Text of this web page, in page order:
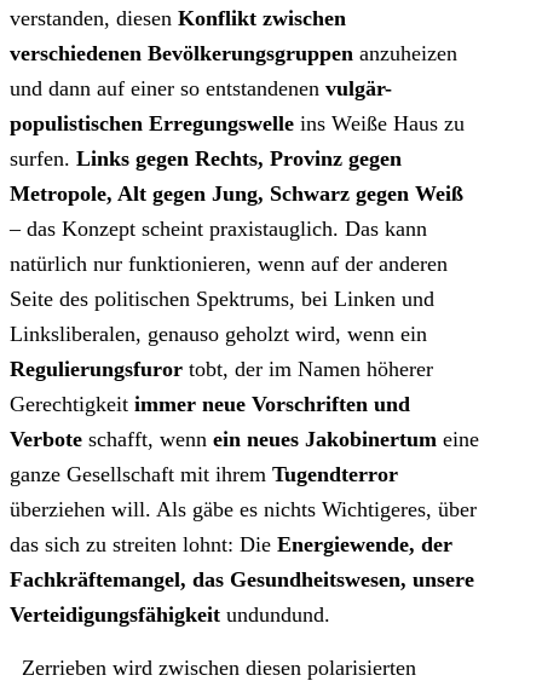
verstanden, diesen Konflikt zwischen
verschiedenen Bevölkerungsgruppen anzuheizen
und dann auf einer so entstandenen vulgär-
populistischen Erregungswelle ins Weiße Haus zu
surfen. Links gegen Rechts, Provinz gegen
Metropole, Alt gegen Jung, Schwarz gegen Weiß
– das Konzept scheint praxistauglich. Das kann
natürlich nur funktionieren, wenn auf der anderen
Seite des politischen Spektrums, bei Linken und
Linksliberalen, genauso geholzt wird, wenn ein
Regulierungsfuror tobt, der im Namen höherer
Gerechtigkeit immer neue Vorschriften und
Verbote schafft, wenn ein neues Jakobinertum eine
ganze Gesellschaft mit ihrem Tugendterror
überziehen will. Als gäbe es nichts Wichtigeres, über
das sich zu streiten lohnt: Die Energiewende, der
Fachkräftemangel, das Gesundheitswesen, unsere
Verteidigungsfähigkeit undundund.
Zerrieben wird zwischen diesen polarisierten